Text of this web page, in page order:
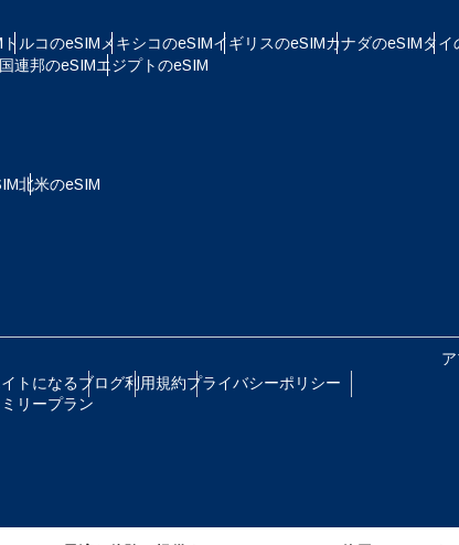
トルコのeSIMメキシコのeSIMイギリスのeSIMカナダのeSIMタイ
連邦のeSIMエジプトのeSIM
北米のeSIM
トになるブログ利用規約プライバシーポリシー
リープラン
Español
العربية
- シンガポール・ドル
- カナダドル GBP - ポンド